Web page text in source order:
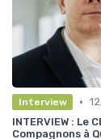
Interview •
INTERVIEW : Le
Compagnons à